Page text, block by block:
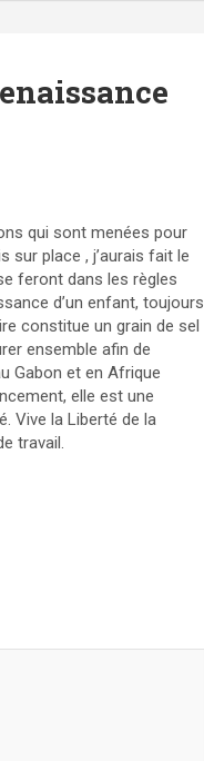
qui sont menées pour
sur place , j’aurais fait le
feront dans les règles
d’un enfant, toujours
constitue un grain de sel
ensemble afin de
Gabon et en Afrique
elle est une
Vive la Liberté de la
travail.